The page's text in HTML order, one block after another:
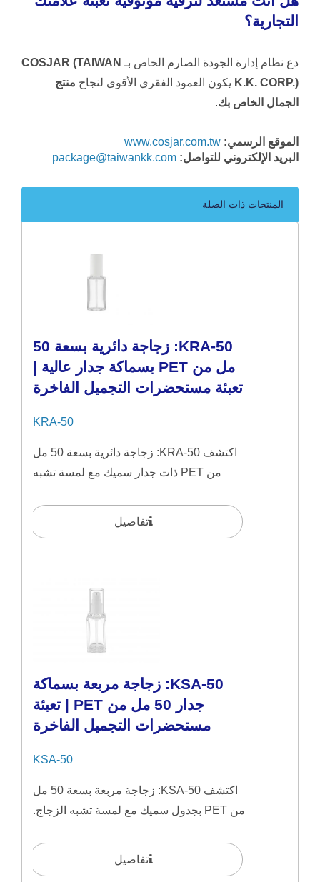
التجارية؟
دع نظام إدارة الجودة الصارم الخاص بـ COSJAR (TAIWAN
K.K. CORP.) يكون العمود الفقري الأقوى لنجاح منتج
الجمال الخاص بك.
الموقع الرسمي: www.cosjar.com.tw
البريد الإلكتروني للتواصل: package@taiwankk.com
المنتجات ذات الصلة
KRA-50: زجاجة دائرية بسعة 50
مل من PET بسماكة جدار عالية |
تعبئة مستحضرات التجميل الفاخرة
KRA-50
اكتشف KRA-50: زجاجة دائرية بسعة 50 مل
من PET ذات جدار سميك مع لمسة تشبه
تفاصيل
KSA-50: زجاجة مربعة بسماكة
جدار 50 مل من PET | تعبئة
مستحضرات التجميل الفاخرة
KSA-50
اكتشف KSA-50: زجاجة مربعة بسعة 50 مل
من PET بجدول سميك مع لمسة تشبه الزجاج.
تفاصيل